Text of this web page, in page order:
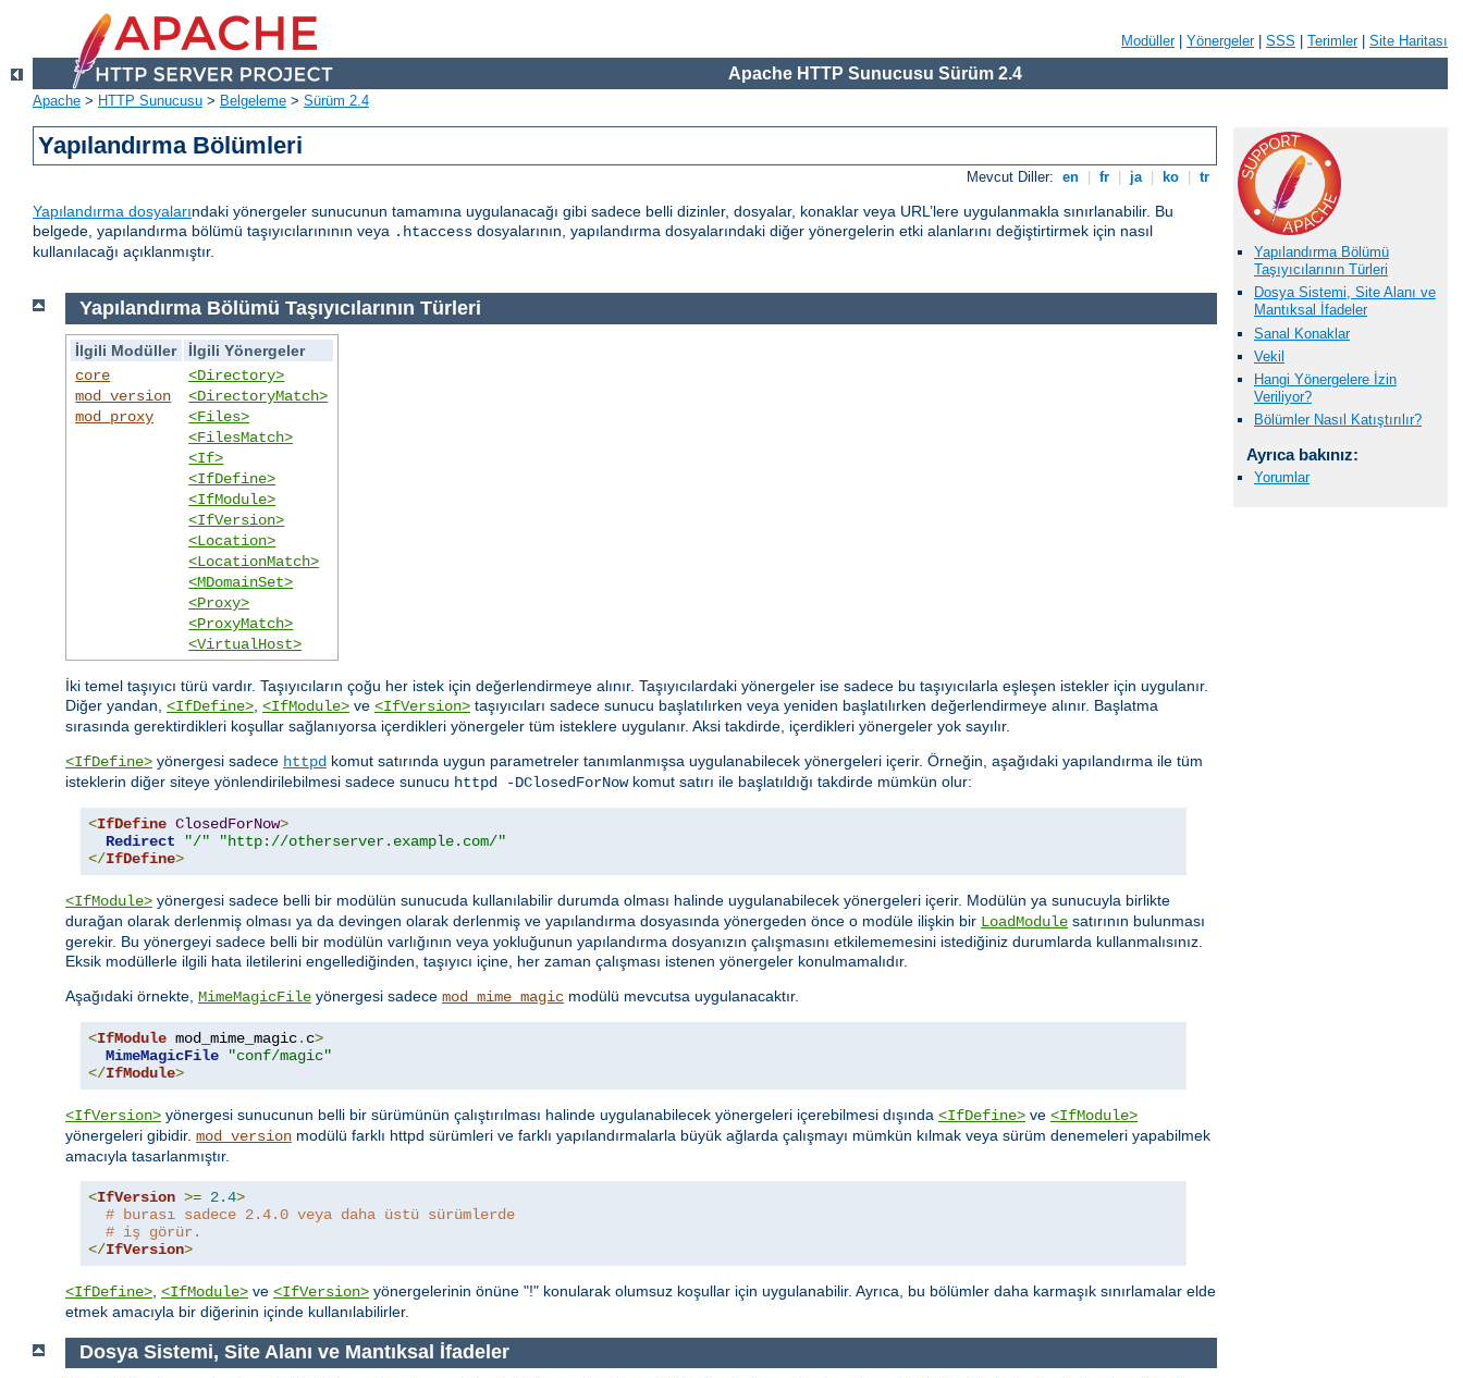
Modüller| Yönergeler| SSS Terimler| Site Haritası
Apache HTTP Sunucusu Sürüm 2.4
Apache > HTTP Sunucusu > Belgeleme > Sürüm 2.4
Yapılandırma Bölümleri
Mevcut Diller: en fr ja ko tr
Yapılandırma dosyalarındaki yönergeler sunucunun tamamına uygulanacağı gibi sadece belli dizinler, dosyalar, konaklar veya URL’lere uygulanmakla sınırlanabilir. Bu
belgede, yapılandırma bölümü taşıyıcılarınının veya .htaccess dosyalarının, yapılandırma dosyalarındaki diğer yönergelerin etki alanlarını değiştirtirmek için nasıl
kullanılacağı açıklanmıştır.
Yapılandırma Bölümü
Taşıyıcılarının Türleri
Dosya Sistemi, Site Alanı ve
Mantıksal İfadeler
Sanal Konaklar
Vekil
Hangi Yönergelere İzin
Veriliyor?
Bölümler Nasıl Katıştırılır?
Ayrıca bakınız:
Yorumlar
Yapılandırma Bölümü Taşıyıcılarının Türleri
İlgili Modüller
İlgili Yönergeler
core
mod_version
mod_proxy
<Directory>
<DirectoryMatch>
<Files>
<FilesMatch>
<If>
<IfDefine>
<IfModule>
<IfVersion>
<Location>
<LocationMatch>
<MDomainSet>
<Proxy>
<ProxyMatch>
<VirtualHost>
İki temel taşıyıcı türü vardır. Taşıyıcıların çoğu her istek için değerlendirmeye alınır. Taşıyıcılardaki yönergeler ise sadece bu taşıyıcılarla eşleşen istekler için uygulanır.
Diğer yandan, <IfDefine> <IfModule> ve <IfVersion> taşıyıcıları sadece sunucu başlatılırken veya yeniden başlatılırken değerlendirmeye alınır. Başlatma
sırasında gerektirdikleri koşullar sağlanıyorsa içerdikleri yönergeler tüm isteklere uygulanır. Aksi takdirde, içerdikleri yönergeler yok sayılır.
<IfDefine> yönergesi sadece httpd komut satırında uygun parametreler tanımlanmışsa uygulanabilecek yönergeleri içerir. Örneğin, aşağıdaki yapılandırma ile tüm
isteklerin diğer siteye yönlendirilebilmesi sadece sunucu httpd -DClosedForNowkomut satırı ile başlatıldığı takdirde mümkün olur:
<IfDefine ClosedForNow>
Redirect
"/"
"http://otherserver.example.com/"
</IfDefine>
<IfModule> yönergesi sadece belli bir modülün sunucuda kullanılabilir durumda olması halinde uygulanabilecek yönergeleri içerir. Modülün ya sunucuyla birlikte
durağan olarak derlenmiş olması ya da devingen olarak derlenmiş ve yapılandırma dosyasında yönergeden önce o modüle ilişkin bir LoadModule satırının bulunması
gerekir. Bu yönergeyi sadece belli bir modülün varlığının veya yokluğunun yapılandırma dosyanızın çalışmasını etkilememesini istediğiniz durumlarda kullanmalısınız.
Eksik modüllerle ilgili hata iletilerini engellediğinden, taşıyıcı içine, her zaman çalışması istenen yönergeler konulmamalıdır.
Aşağıdaki örnekte, MimeMagicFile yönergesi sadece mod_mime_magic modülü mevcutsa uygulanacaktır.
<IfModule mod_mime_magic. c>
MimeMagicFile
"conf/magic"
</IfModule>
<IfVersion> yönergesi sunucunun belli bir sürümünün çalıştırılması halinde uygulanabilecek yönergeleri içerebilmesi dışında <IfDefine> ve <IfModule>
yönergeleri gibidir. mod_version modülü farklı httpd sürümleri ve farklı yapılandırmalarla büyük ağlarda çalışmayı mümkün kılmak veya sürüm denemeleri yapabilmek
amacıyla tasarlanmıştır.
<IfVersion >= 2.4>
# burası sadece 2.4.0 veya daha üstü sürümlerde
# iş görür.
</IfVersion>
<IfDefine> <IfModule> ve <IfVersion> yönergelerinin önüne "!" konularak olumsuz koşullar için uygulanabilir. Ayrıca, bu bölümler daha karmaşık sınırlamalar elde
etmek amacıyla bir diğerinin içinde kullanılabilirler.
Dosya Sistemi, Site Alanı ve Mantıksal İfadeler